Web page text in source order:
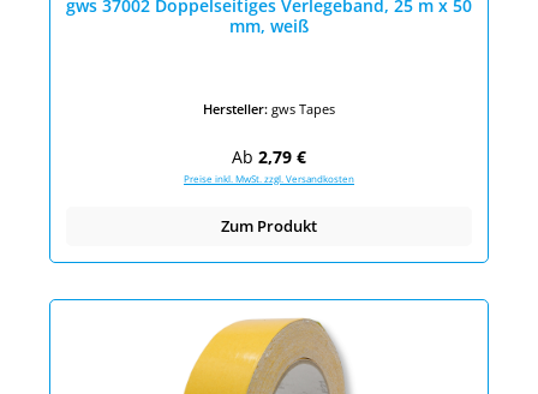
gws 37002 Doppelseitiges Verlegeband, 25 m x 50
mm, weiß
Hersteller: gws Tapes
Regulärer Preis:
Ab 2,79 €
Preise inkl. MwSt. zzgl. Versandkosten
Zum Produkt